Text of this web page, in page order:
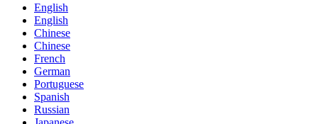
English
English
Chinese
Chinese
French
German
Portuguese
Spanish
Russian